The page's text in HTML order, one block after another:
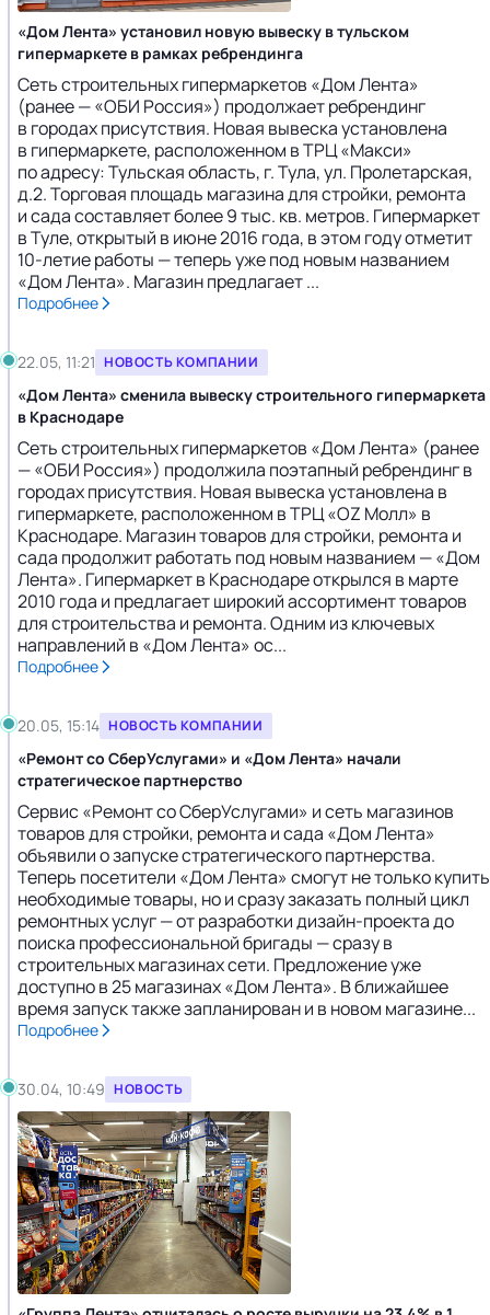
«Дом Лента» установил новую вывеску в тульском
гипермаркете в рамках ребрендинга
Сеть строительных гипермаркетов «Дом Лента»
(ранее — «ОБИ Россия») продолжает ребрендинг
в городах присутствия. Новая вывеска установлена
в гипермаркете, расположенном в ТРЦ «Макси»
по адресу: Тульская область, г. Тула, ул. Пролетарская,
д.2. Торговая площадь магазина для стройки, ремонта
и сада составляет более 9 тыс. кв. метров. Гипермаркет
в Туле, открытый в июне 2016 года, в этом году отметит
10-летие работы — теперь уже под новым названием
«Дом Лента». Магазин предлагает ...
Подробнее
22.05, 11:21 НОВОСТЬ КОМПАНИИ
«Дом Лента» сменила вывеску строительного гипермаркета
в Краснодаре
Сеть строительных гипермаркетов «Дом Лента» (ранее
— «ОБИ Россия») продолжила поэтапный ребрендинг в
городах присутствия. Новая вывеска установлена в
гипермаркете, расположенном в ТРЦ «OZ Молл» в
Краснодаре. Магазин товаров для стройки, ремонта и
сада продолжит работать под новым названием — «Дом
Лента». Гипермаркет в Краснодаре открылся в марте
2010 года и предлагает широкий ассортимент товаров
для строительства и ремонта. Одним из ключевых
направлений в «Дом Лента» ос...
Подробнее
20.05, 15:14 НОВОСТЬ КОМПАНИИ
«Ремонт со СберУслугами» и «Дом Лента» начали
стратегическое партнерство
Сервис «Ремонт со СберУслугами» и сеть магазинов
товаров для стройки, ремонта и сада «Дом Лента»
объявили о запуске стратегического партнерства.
Теперь посетители «Дом Лента» смогут не только купить
необходимые товары, но и сразу заказать полный цикл
ремонтных услуг — от разработки дизайн-проекта до
поиска профессиональной бригады — сразу в
строительных магазинах сети. Предложение уже
доступно в 25 магазинах «Дом Лента». В ближайшее
время запуск также запланирован и в новом магазине...
Подробнее
30.04, 10:49 НОВОСТЬ